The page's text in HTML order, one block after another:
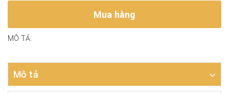
Mua hàng
MÔ TẢ:
Mô tả